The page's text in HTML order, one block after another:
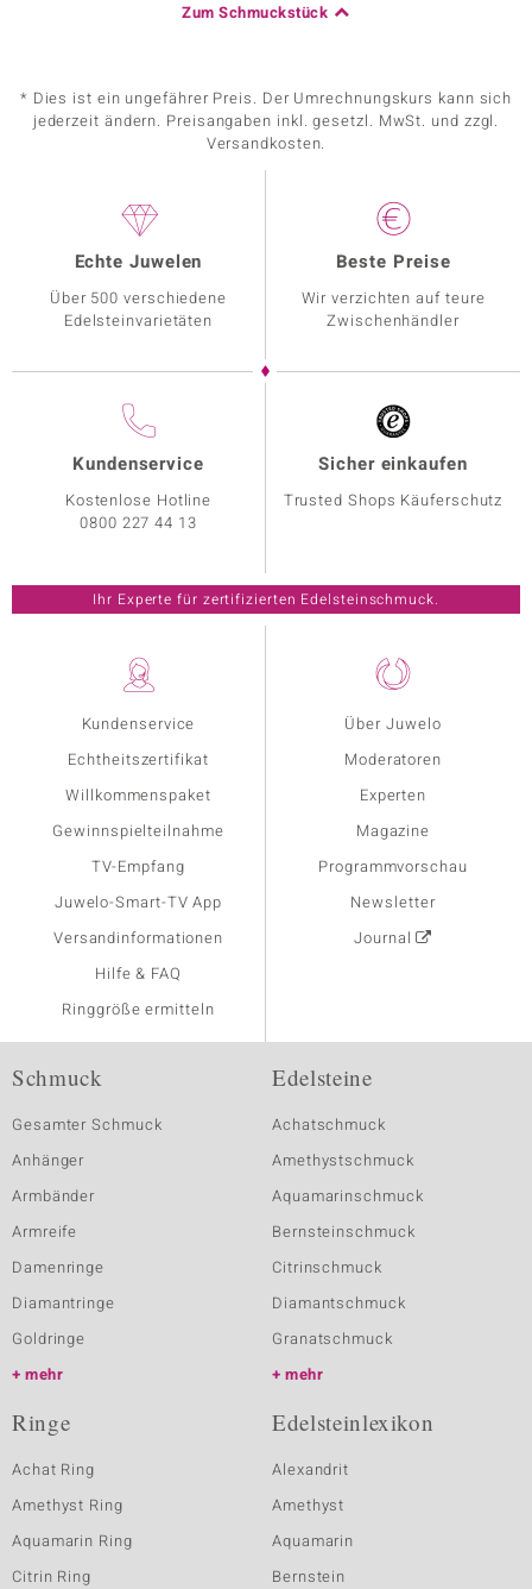
Zum Schmuckstück
* Dies ist ein ungefährer Preis. Der Umrechnungskurs kann sich
jederzeit ändern. Preisangaben inkl. gesetzl. MwSt. und zzgl.
Versandkosten.
Kundenservice
Echtheitszertifikat
Willkommenspaket
Gewinnspielteilnahme
TV-Empfang
Juwelo-Smart-TV App
Versandinformationen
Hilfe & FAQ
Ringgröße ermitteln
Über Juwelo
Moderatoren
Experten
Magazine
Programmvorschau
Newsletter
Journal
Echte Juwelen
Über 500 verschiedene
Edelsteinvarietäten
Beste Preise
Wir verzichten auf teure
Zwischenhändler
Kundenservice
Kostenlose Hotline
0800 227 44 13
Sicher einkaufen
Trusted Shops Käuferschutz
Ihr Experte für zertifizierten Edelsteinschmuck.
Schmuck
Gesamter Schmuck
Anhänger
Armbänder
Armreife
Damenringe
Diamantringe
Goldringe
mehr
Edelsteine
Achatschmuck
Amethystschmuck
Aquamarinschmuck
Bernsteinschmuck
Citrinschmuck
Diamantschmuck
Granatschmuck
mehr
Ringe
Achat Ring
Amethyst Ring
Aquamarin Ring
Citrin Ring
Edelsteinlexikon
Alexandrit
Amethyst
Aquamarin
Bernstein